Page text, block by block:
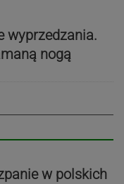
wyprzedzania.
nogą
w polskich